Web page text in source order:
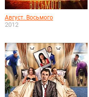
Август. Восьмого
2012